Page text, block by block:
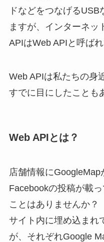
ドなどをつなげる
ますが、
インターネッ
APIはWeb API と呼ば
Web APIは私たちの身
すでに目にしたことも
Web APIとは？
店舗情報に
Facebookの投稿が載
ことはありませんか？
サイト内に埋め込まれ
が、それぞれGoogle